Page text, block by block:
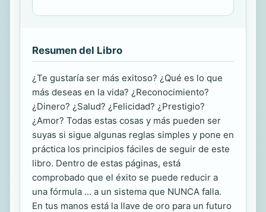
Resumen del Libro
¿Te gustaría ser más exitoso? ¿Qué es lo que
más deseas en la vida? ¿Reconocimiento?
¿Dinero? ¿Salud? ¿Felicidad? ¿Prestigio?
¿Amor? Todas estas cosas y más pueden ser
suyas si sigue algunas reglas simples y pone en
práctica los principios fáciles de seguir de este
libro. Dentro de estas páginas, está
comprobado que el éxito se puede reducir a
una fórmula ... a un sistema que NUNCA falla.
En tus manos está la llave de oro para un futuro